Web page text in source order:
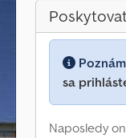
sa
Naposledy